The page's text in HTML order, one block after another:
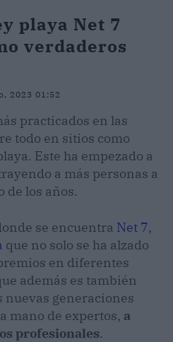
playa Net 7
verdaderos
2023 01:52
practicados en las
todo en sitios como
Este ha empezado a
a más personas a
de los años.
se encuentra Net 7,
que no solo se ha alzado
en diferentes
además es también
nuevas generaciones
mano de expertos, a
profesionales.